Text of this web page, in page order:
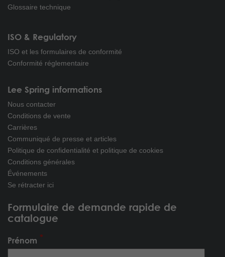
Glossaire technique
ISO & Regulatory
ISO et les formulaires de conformité
Conformité réglementaire
Lee Spring informations
Nous contacter
Conditions de vente
Carrières
Communiqué de presse et articles
Politique de confidentialité et politique de cookies
Conditions générales
Événements
Se rétracter ici
Formulaire de demande rapide de
catalogue
Prénom